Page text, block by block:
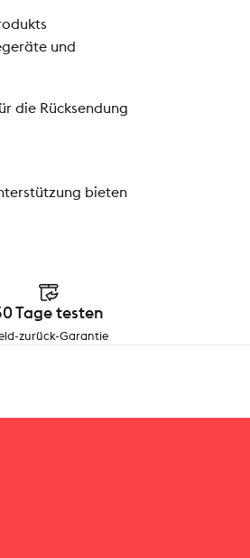
und
die Rücksendung
bieten
Tage testen
zurück-Garantie